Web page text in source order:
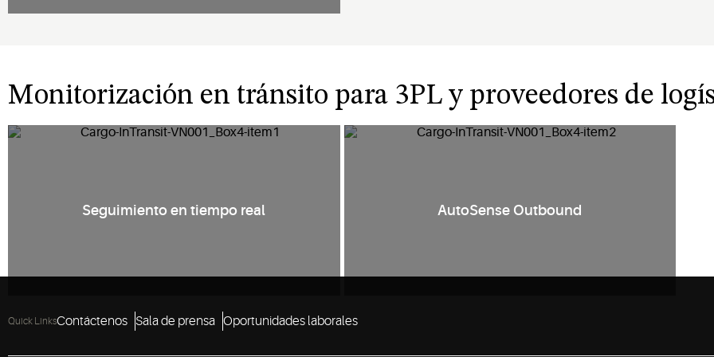
Monitorización en tránsito para 3PL y proveedores de
Seguimiento en tiempo real AutoSense Outbound
Quick LinksContáctenos Sala de prensa Oportunidades laborales